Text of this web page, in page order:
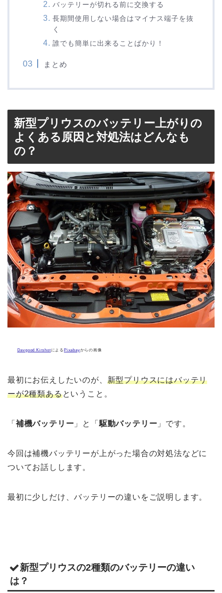
バッテリーが切れる前に交換する
長期間使用しない場合はマイナス端子を抜
く
誰でも簡単に出来ることばかり！
まとめ
新型プリウスのバッテリー上がりの
よくある原因と対処法はどんなも
の？
Davgood KirshotによるPixabayからの画像
最初にお伝えしたいのが、 新型プリウスにはバッテリ
ーが2種類あるということ。
「 補機バッテリー 」と「 駆動バッテリー 」です。
今回は補機バッテリーが上がった場合の対処法などに
ついてお話しします。
最初に少しだけ、バッテリーの違いをご説明します。
新型プリウスの2種類のバッテリーの違い
は？